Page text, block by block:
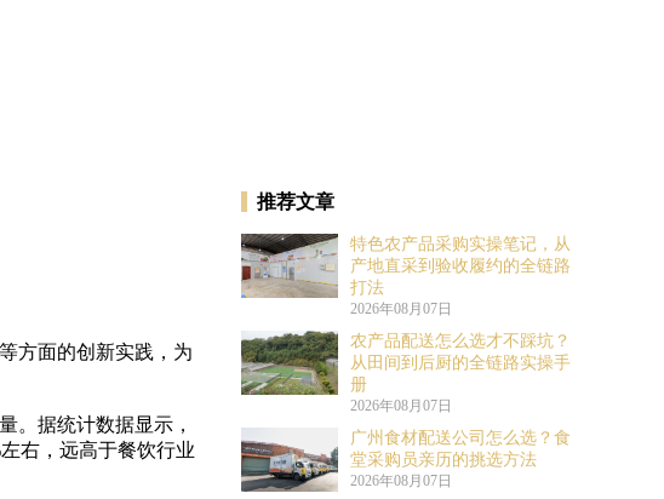
方面的创新实践，为
。据统计数据显示，
右，远高于餐饮行业
推荐文章
特色农产品采购实操笔记，从
产地直采到验收履约的全链路
打法
2026年08月07日
农产品配送怎么选才不踩坑？
从田间到后厨的全链路实操手
册
2026年08月07日
广州食材配送公司怎么选？食
堂采购员亲历的挑选方法
2026年08月07日